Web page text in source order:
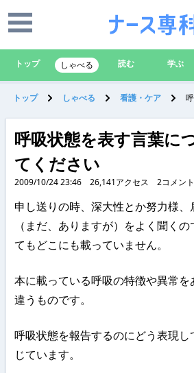
トップ しゃべる 読む 学ぶ
トップ しゃべる 看護・ケア
呼吸状態を表す言葉に
てください
2009/10/24 23:46 26,141アクセス 2コメント
申し送りの時、深大性とか努力様
（まだ、ありますが）をよく聞く
てもどこにも載っていません。
本に載っている呼吸の特徴や異常
違うものです。
呼吸状態を報告するのにどう表現
じています。